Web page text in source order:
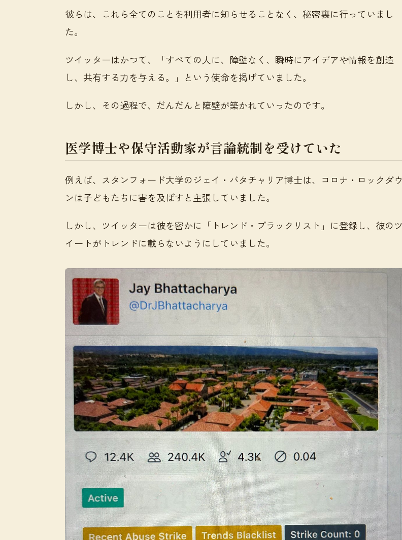
彼らは、これら全てのことを利用者に知らせることなく、秘密裏に行っていまし
た。
ツイッターはかつて、「すべての人に、障壁なく、瞬時にアイデアや情報を創造
し、共有する力を与える。」という使命を掲げていました。
しかし、その過程で、だんだんと障壁が築かれていったのです。
医学博士や保守活動家が言論統制を受けていた
例えば、スタンフォード大学のジェイ・バタチャリア博士は、コロナ・ロックダウ
ンは子どもたちに害を及ぼすと主張していました。
しかし、ツイッターは彼を密かに「トレンド・ブラックリスト」に登録し、彼のツ
イートがトレンドに載らないようにしていました。